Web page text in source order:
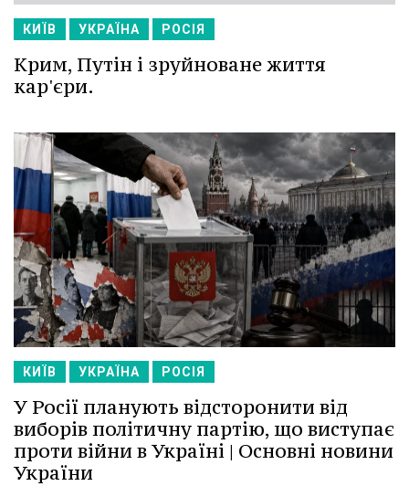
КИЇВ УКРАЇНА РОСІЯ
Крим, Путін і зруйноване життя
кар'єри.
КИЇВ УКРАЇНА РОСІЯ
У Росії планують відсторонити від
виборів політичну партію, що виступає
проти війни в Україні | Основні новини
України